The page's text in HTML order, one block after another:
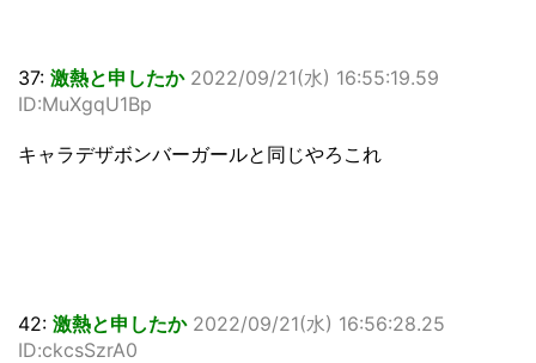
37: 激熱と申したか 2022/09/21(水) 16:55:19.59
ID:MuXgqU1Bp
キャラデザボンバーガールと同じやろこれ
42: 激熱と申したか 2022/09/21(水) 16:56:28.25
ID:ckcsSzrA0